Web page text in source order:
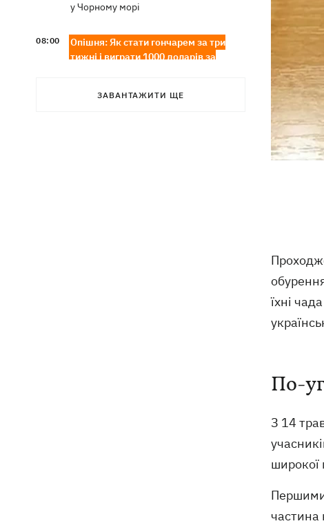
у Чорному морі
08:00
Опішня: Як стати гончарем за три
тижні і виграти 1000 доларів за
Росія завдала удару по Харкову:
ЗАВАНТАЖИТИ ЩЕ
їхні
По-
З 14
широкої
частина